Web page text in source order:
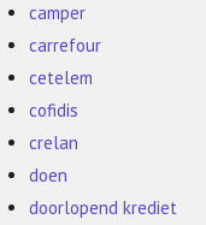
camper
carrefour
cetelem
cofidis
crelan
doen
doorlopend krediet